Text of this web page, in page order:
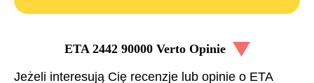
ETA 2442 90000 VertoOpinie
Jeżeli interesują Cię recenzje lub opinie o ETA